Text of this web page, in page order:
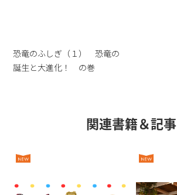
恐竜のふしぎ（１） 恐竜の
誕生と大進化！ の巻
関連書籍＆記事